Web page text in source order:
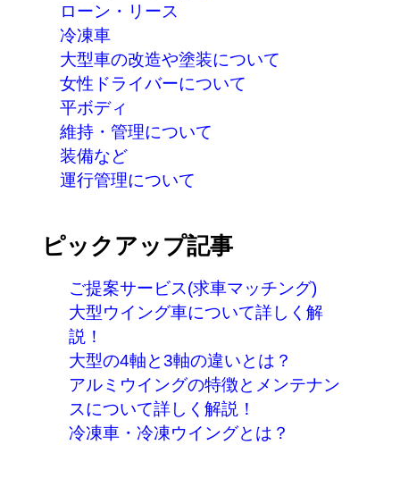
ローン・リース
冷凍車
大型車の改造や塗装について
女性ドライバーについて
平ボディ
維持・管理について
装備など
運行管理について
ピックアップ記事
ご提案サービス(求車マッチング)
大型ウイング車について詳しく解
説！
大型の4軸と3軸の違いとは？
アルミウイングの特徴とメンテナン
スについて詳しく解説！
冷凍車・冷凍ウイングとは？